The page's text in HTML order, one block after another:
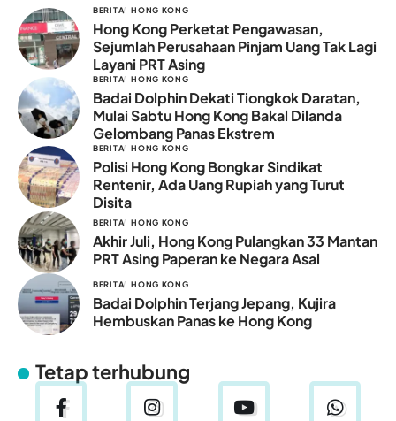
BERITA HONG KONG
Hong Kong Perketat Pengawasan,
Sejumlah Perusahaan Pinjam Uang Tak Lagi
Layani PRT Asing
BERITA HONG KONG
Badai Dolphin Dekati Tiongkok Daratan,
Mulai Sabtu Hong Kong Bakal Dilanda
Gelombang Panas Ekstrem
BERITA HONG KONG
Polisi Hong Kong Bongkar Sindikat
Rentenir, Ada Uang Rupiah yang Turut
Disita
BERITA HONG KONG
Akhir Juli, Hong Kong Pulangkan 33 Mantan
PRT Asing Paperan ke Negara Asal
BERITA HONG KONG
Badai Dolphin Terjang Jepang, Kujira
Hembuskan Panas ke Hong Kong
Tetap terhubung